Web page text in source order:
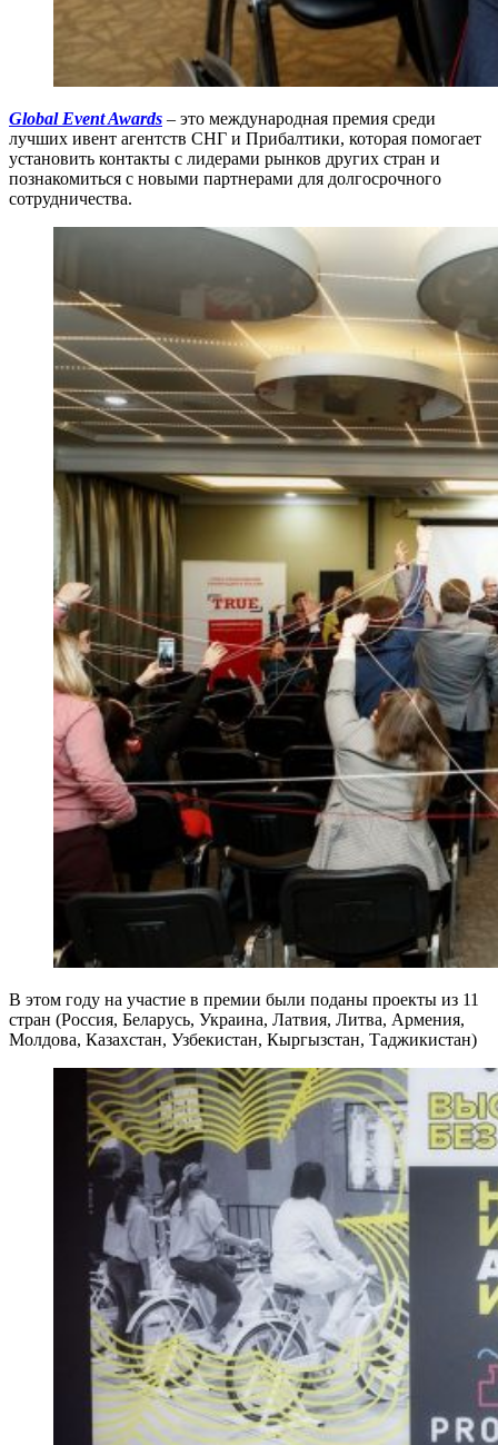
Global Event Awards – это международная премия среди
лучших ивент агентств СНГ и Прибалтики, которая помогает
установить контакты с лидерами рынков других стран и
познакомиться с новыми партнерами для долгосрочного
сотрудничества.
В этом году на участие в премии были поданы проекты из 11
стран (Россия, Беларусь, Украина, Латвия, Литва, Армения,
Молдова, Казахстан, Узбекистан, Кыргызстан, Таджикистан)